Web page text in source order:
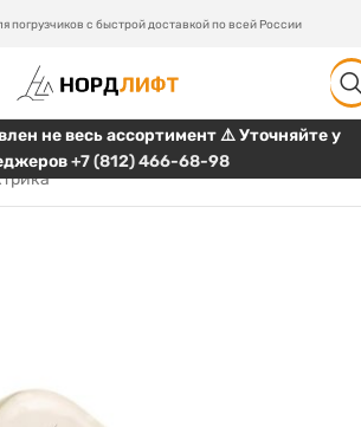
погрузчиков с быстрой доставкой по всей России
не весь ассортимент ⚠️ Уточняйте у
+7 (812) 466-68-98